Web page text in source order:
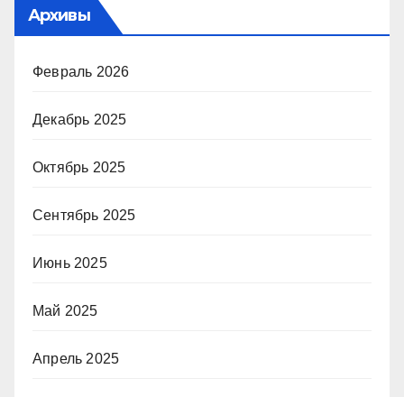
Архивы
Февраль 2026
Декабрь 2025
Октябрь 2025
Сентябрь 2025
Июнь 2025
Май 2025
Апрель 2025